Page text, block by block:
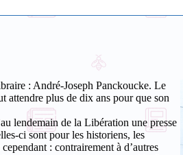
: André-Joseph Panckoucke. Le
attendre plus de dix ans pour que son
lendemain de la Libération une presse
ci sont pour les historiens, les
: contrairement à d’autres